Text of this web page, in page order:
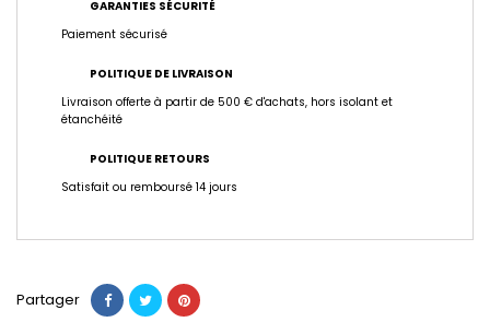
GARANTIES SÉCURITÉ
Paiement sécurisé
POLITIQUE DE LIVRAISON
Livraison offerte à partir de 500 € d'achats, hors isolant et
étanchéité
POLITIQUE RETOURS
Satisfait ou remboursé 14 jours
Partager